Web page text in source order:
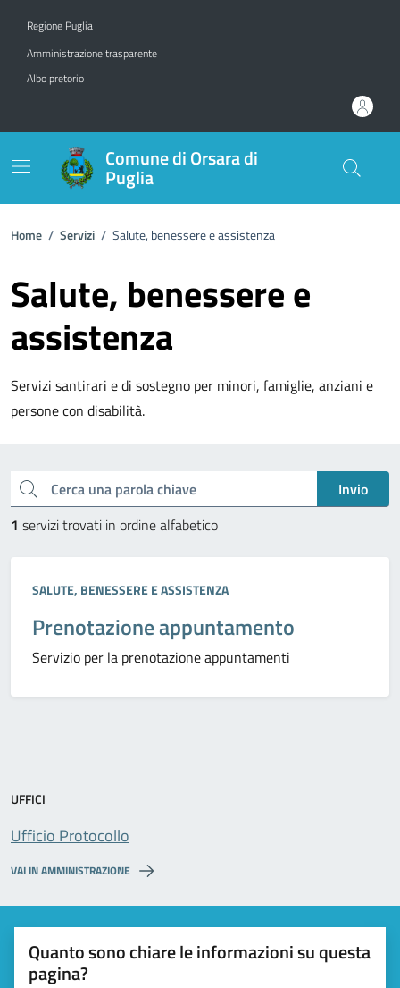
Regione Puglia
Amministrazione trasparente
Albo pretorio
Comune di Orsara di
Puglia
Home / Servizi / Salute, benessere e assistenza
Salute, benessere e
assistenza
Servizi santirari e di sostegno per minori, famiglie, anziani e
persone con disabilità.
Cerca una parola chiave
Invio
1 servizi trovati in ordine alfabetico
Categoria:
SALUTE, BENESSERE E ASSISTENZA
Prenotazione appuntamento
Servizio per la prenotazione appuntamenti
UFFICI
Ufficio Protocollo
VAI IN AMMINISTRAZIONE
Quanto sono chiare le informazioni su questa
pagina?